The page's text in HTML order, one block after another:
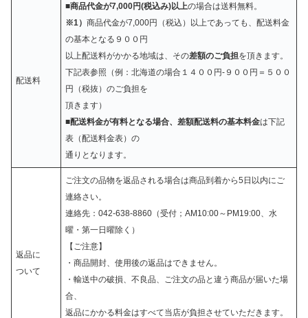
配送料
■商品代金が7,000円(税込み)以上の場合は送料無料。
※1） 商品代金が7,000円（税込）以上であっても、配送料金
の基本となる９００円
以上配送料がかかる地域は、その差額のご負担を頂きます。
下記表参照（例：北海道の場合１４００円-９００円＝５００
円（税抜）のご負担を
頂きます）
■配送料金が有料となる場合、差額配送料の基本料金は下記
表（配送料金表）の
通りとなります。
返品に
ついて
ご注文の品物を返品される場合は商品到着から5日以内にご
連絡さい。
連絡先：042-638-8860（受付；AM10:00～PM19:00、水
曜・第一日曜除く）
【 ご注意】
・商品開封、使用後の返品はできません。
・輸送中の破損、不良品、ご注文の品と違う商品が届いた場
合、
返品にかかる料金はすべて当店が負担させていただきます。